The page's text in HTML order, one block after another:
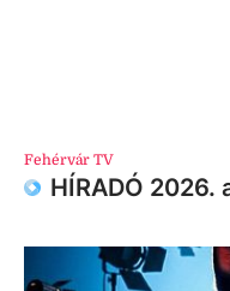
Fehérvár TV
HÍRADÓ 2026.